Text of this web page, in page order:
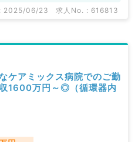
2025/06/23 求人No. : 616813
ケアミックス病院でのご勤
1600万円～◎（循環器内